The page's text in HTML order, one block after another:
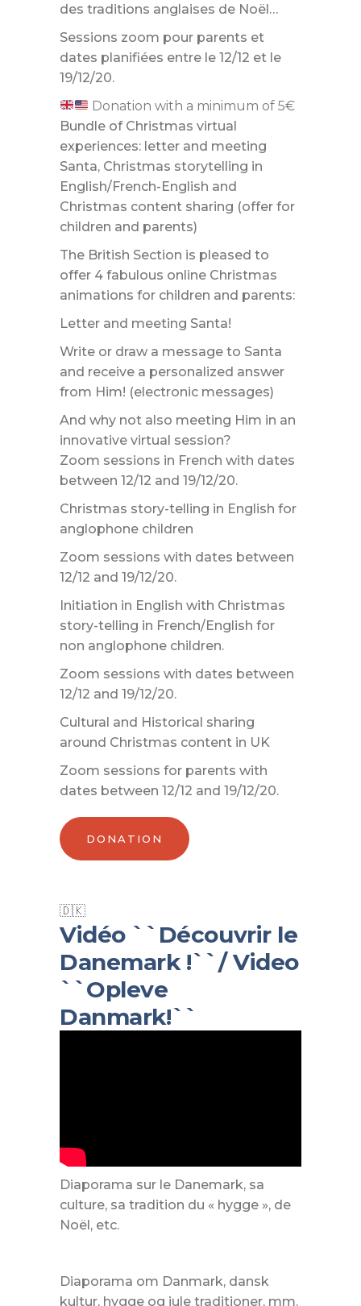
des traditions anglaises de Noël…
Sessions zoom pour parents et
dates planifiées entre le 12/12 et le
19/12/20.
Donation with a minimum of 5€
Bundle of Christmas virtual
experiences: letter and meeting
Santa, Christmas storytelling in
English/French-English and
Christmas content sharing (offer for
children and parents)
The British Section is pleased to
offer 4 fabulous online Christmas
animations for children and parents:
Letter and meeting Santa!
Write or draw a message to Santa
and receive a personalized answer
from Him! (electronic messages)
And why not also meeting Him in an
innovative virtual session?
Zoom sessions in French with dates
between 12/12 and 19/12/20.
Christmas story-telling in English for
anglophone children
Zoom sessions with dates between
12/12 and 19/12/20.
Initiation in English with Christmas
story-telling in French/English for
non anglophone children.
Zoom sessions with dates between
12/12 and 19/12/20.
Cultural and Historical sharing
around Christmas content in UK
Zoom sessions for parents with
dates between 12/12 and 19/12/20.
DONATION
Vidéo ``Découvrir le
Danemark !``/ Video
``Opleve
Danmark!``
Diaporama sur le Danemark, sa
culture, sa tradition du « hygge », de
Noël, etc.
Diaporama om Danmark, dansk
kultur, hygge og jule traditioner, mm.